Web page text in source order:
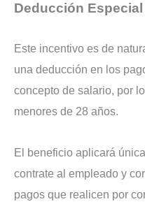
Deducción
Este incentivo es de
una deducción en los
concepto de salario, por
menores de 28 años.
El beneficio aplicará
contrate al empleado y
pagos que realicen por